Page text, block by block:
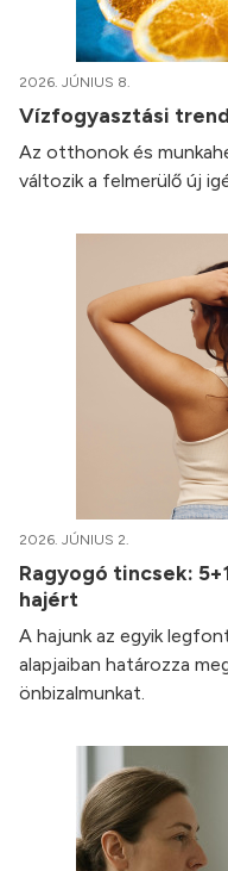
2026. JÚNIUS 8.
Vízfogyasztási
Az otthonok és
változik a felmerülő új
2026. JÚNIUS 2.
Ragyogó tincsek:
hajért
A hajunk az egyik
alapjaiban határozza
önbizalmunkat.